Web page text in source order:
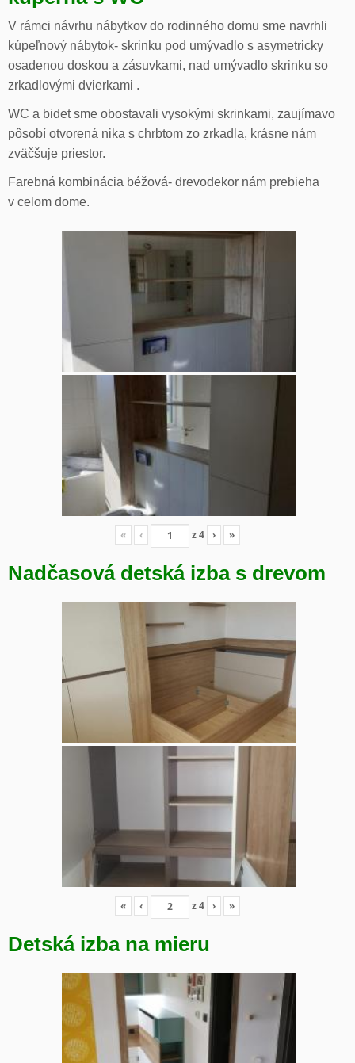
V rámci návrhu nábytkov do rodinného domu sme navrhli
kúpeľnový nábytok- skrinku pod umývadlo s asymetricky
osadenou doskou a zásuvkami, nad umývadlo skrinku so
zrkadlovými dvierkami .
WC a bidet sme obostavali vysokými skrinkami, zaujímavo
pôsobí otvorená nika s chrbtom zo zrkadla, krásne nám
zväčšuje priestor.
Farebná kombinácia béžová- drevodekor nám prebieha
v celom dome.
« ‹ z4 › »
Nadčasová detská izba s drevom
« ‹ z4 › »
Detská izba na mieru